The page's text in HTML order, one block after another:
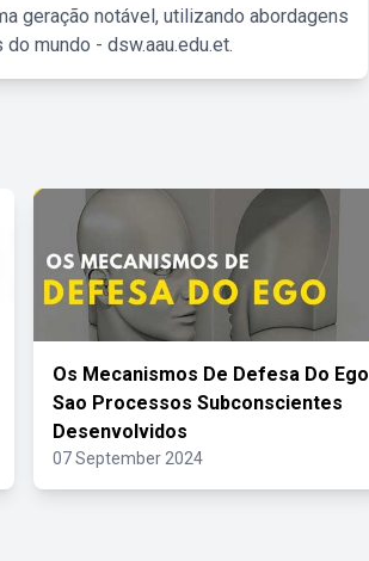
geração notável, utilizando abordagens
mundo - dsw.aau.edu.et.
Os Mecanismos De Defesa Do Ego
Sao Processos Subconscientes
Desenvolvidos
07 September 2024